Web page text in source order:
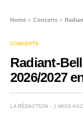
Home Concerts
CONCERTS
Radiant-
2026/2027
LA RÉDACTION 1 MOIS